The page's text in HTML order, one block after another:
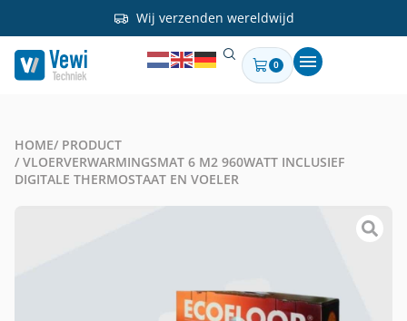
Wij verzenden wereldwijd
0
HOME/ PRODUCT
/ VLOERVERWARMINGSMAT 6 M2 960WATT INCLUSIEF
DIGITALE THERMOSTAAT EN VOELER